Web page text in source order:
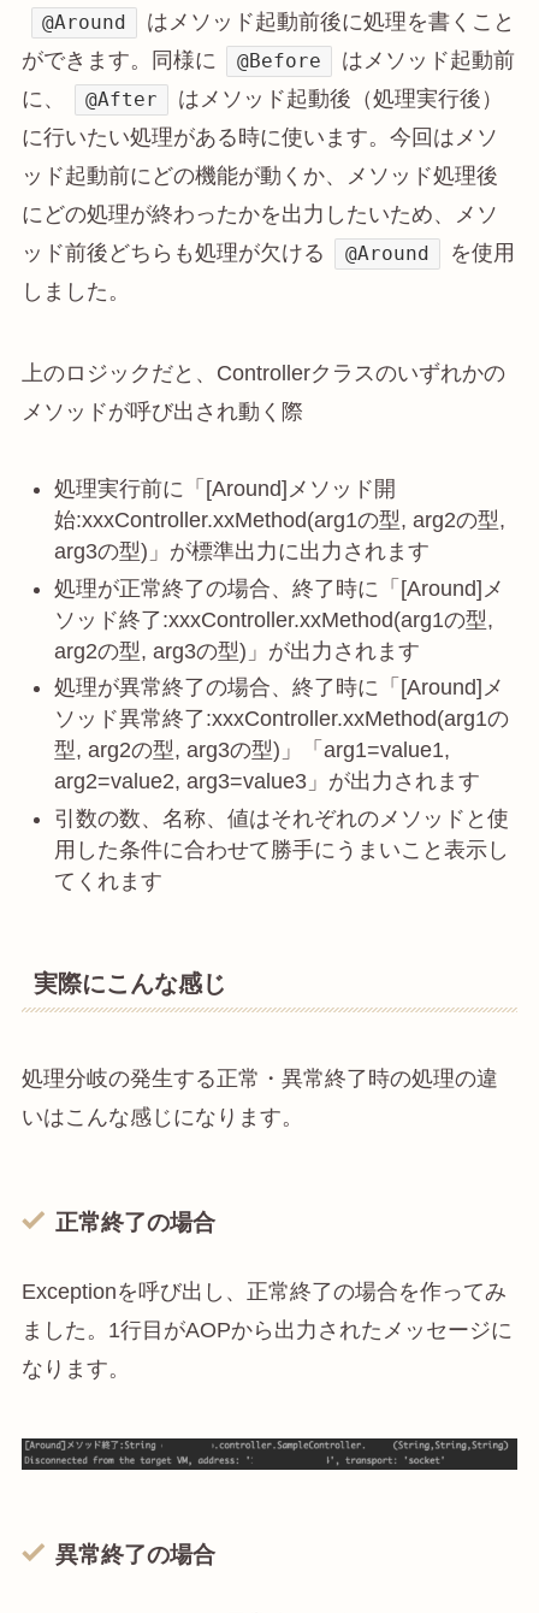
@Around
はメソッド起動前後に処理を書くこと
ができます。同様に
@Before
はメソッド起動前
に、
@After
はメソッド起動後（処理実行後）
に行いたい処理がある時に使います。今回はメソ
ッド起動前にどの機能が動くか、メソッド処理後
にどの処理が終わったかを出力したいため、メソ
ッド前後どちらも処理が欠ける
@Around
を使用
しました。
上のロジックだと、Controllerクラスのいずれかの
メソッドが呼び出され動く際
処理実行前に「[Around]メソッド開
始:xxxController.xxMethod(arg1の型, arg2の型,
arg3の型)」が標準出力に出力されます
処理が正常終了の場合、終了時に「[Around]メ
ソッド終了:xxxController.xxMethod(arg1の型,
arg2の型, arg3の型)」が出力されます
処理が異常終了の場合、終了時に「[Around]メ
ソッド異常終了:xxxController.xxMethod(arg1の
型, arg2の型, arg3の型)」「arg1=value1,
arg2=value2, arg3=value3」が出力されます
引数の数、名称、値はそれぞれのメソッドと使
用した条件に合わせて勝手にうまいこと表示し
てくれます
実際にこんな感じ
処理分岐の発生する正常・異常終了時の処理の違
いはこんな感じになります。
正常終了の場合
Exceptionを呼び出し、正常終了の場合を作ってみ
ました。1行目がAOPから出力されたメッセージに
なります。
異常終了の場合